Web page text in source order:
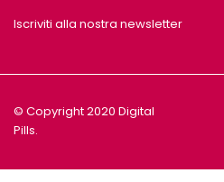
Iscriviti alla nostra newsletter
© Copyright 2020 Digital
Pills.